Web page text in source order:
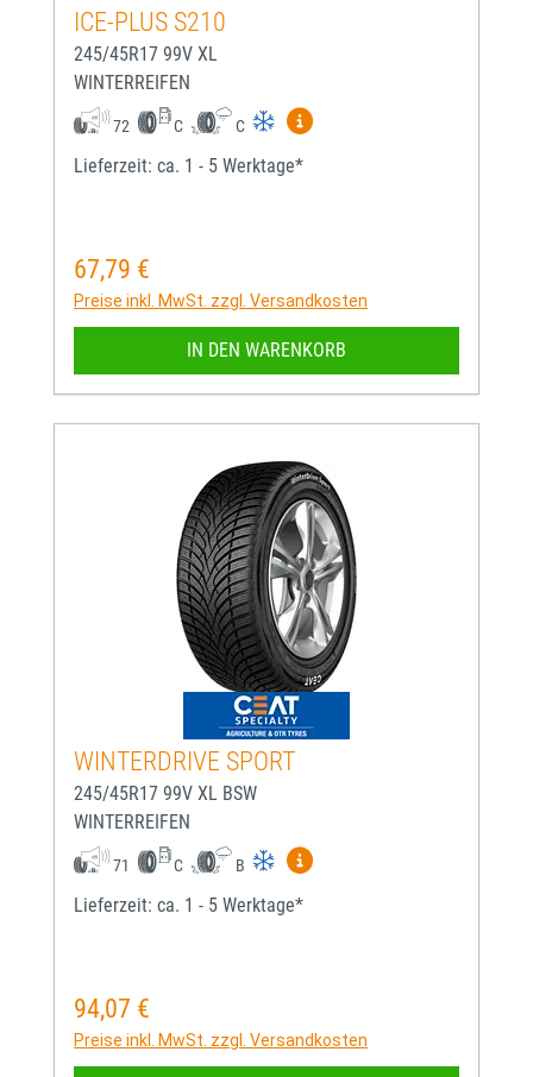
ICE-PLUS S210
245/45R17 99V XL
WINTERREIFEN
72 C C
Mehr Informationen zum
Lieferzeit: ca. 1 - 5 Werktage*
Regulärer Preis:
67,79 €
Preise inkl. MwSt. zzgl. Versandkosten
IN DEN WARENKORB
WINTERDRIVE SPORT
245/45R17 99V XL BSW
WINTERREIFEN
71 C B
Mehr Informationen zum
Lieferzeit: ca. 1 - 5 Werktage*
Regulärer Preis:
94,07 €
Preise inkl. MwSt. zzgl. Versandkosten